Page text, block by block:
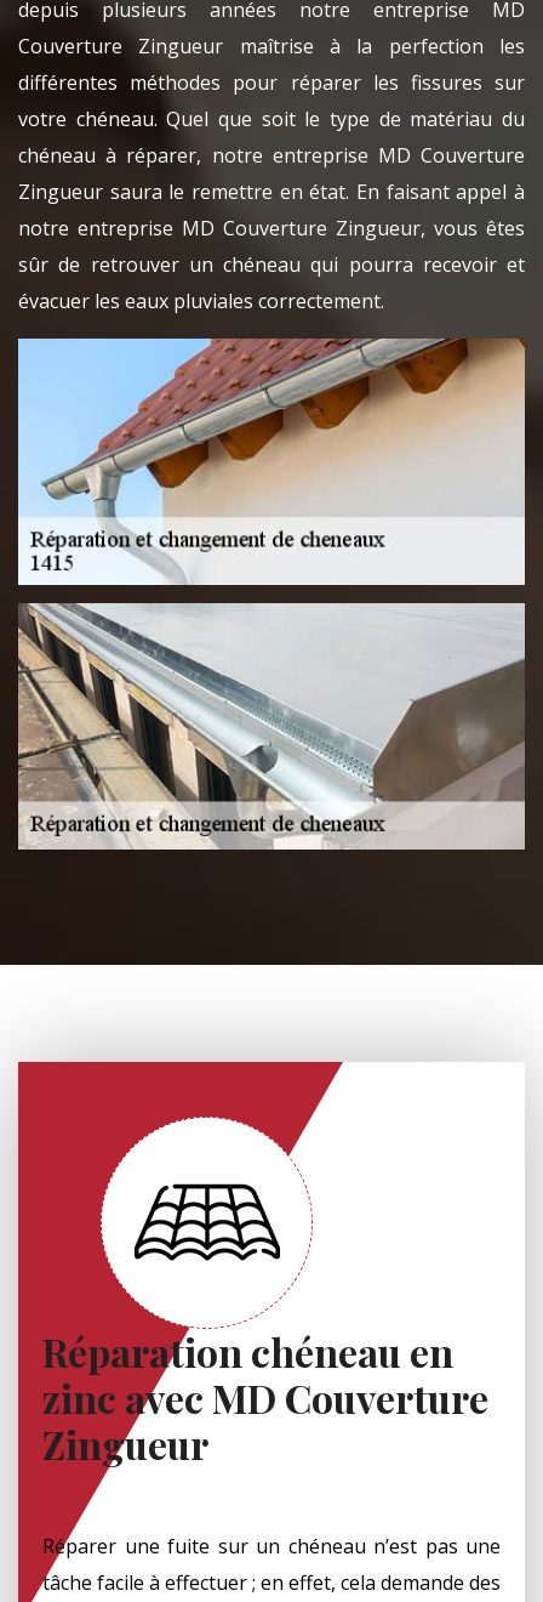
depuis plusieurs années notre entreprise MD
Couverture Zingueur maîtrise à la perfection les
différentes méthodes pour réparer les fissures sur
votre chéneau. Quel que soit le type de matériau du
chéneau à réparer, notre entreprise MD Couverture
Zingueur saura le remettre en état. En faisant appel à
notre entreprise MD Couverture Zingueur, vous êtes
sûr de retrouver un chéneau qui pourra recevoir et
évacuer les eaux pluviales correctement.
Réparation chéneau en
zinc avec MD Couverture
Zingueur
Réparer une fuite sur un chéneau n’est pas une
tâche facile à effectuer ; en effet, cela demande des